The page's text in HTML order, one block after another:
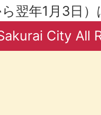
ら翌年1月3日
City All